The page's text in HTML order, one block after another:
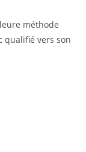
méthode
qualifié vers son